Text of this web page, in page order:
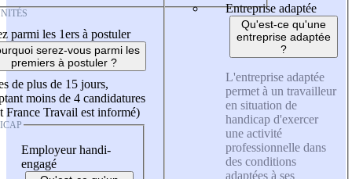
parmi les 1ers à postuler
serez-vous parmi les
premiers à postuler ?
de plus de 15 jours,
moins de 4 candidatures
France Travail est informé)
Employeur handi-
engagé
Entreprise adaptée
Qu'est-ce qu'une
entreprise adaptée
?
L'entreprise adaptée
permet à un travailleur
en situation de
handicap d'exercer
une activité
professionnelle dans
des conditions
adaptées à ses